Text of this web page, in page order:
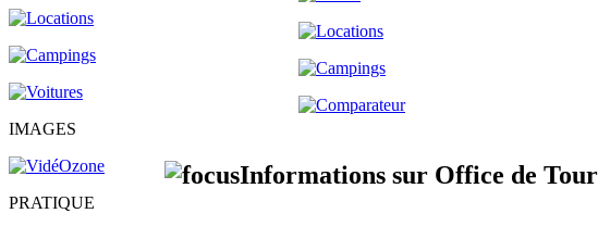
IMAGES
PRATIQUE
Informations sur Office de